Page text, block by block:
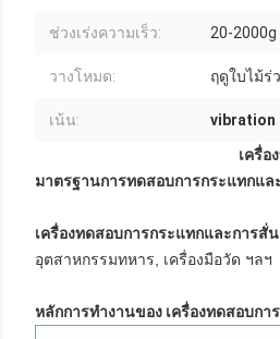
ช่วงเร่งความเร็ว: 20-2000g
วางโหมด: ฤดูใบไม้ร่
เน้น: vibration
เครื่อ
มาตรฐานการทดสอบการกระแทกแล
เครื่องทดสอบการกระแทกและการสั่
อุตสาหกรรมทหาร, เครื่องมือวัด ฯลฯ
หลักการทำงานของ เครื่องทดสอบกา